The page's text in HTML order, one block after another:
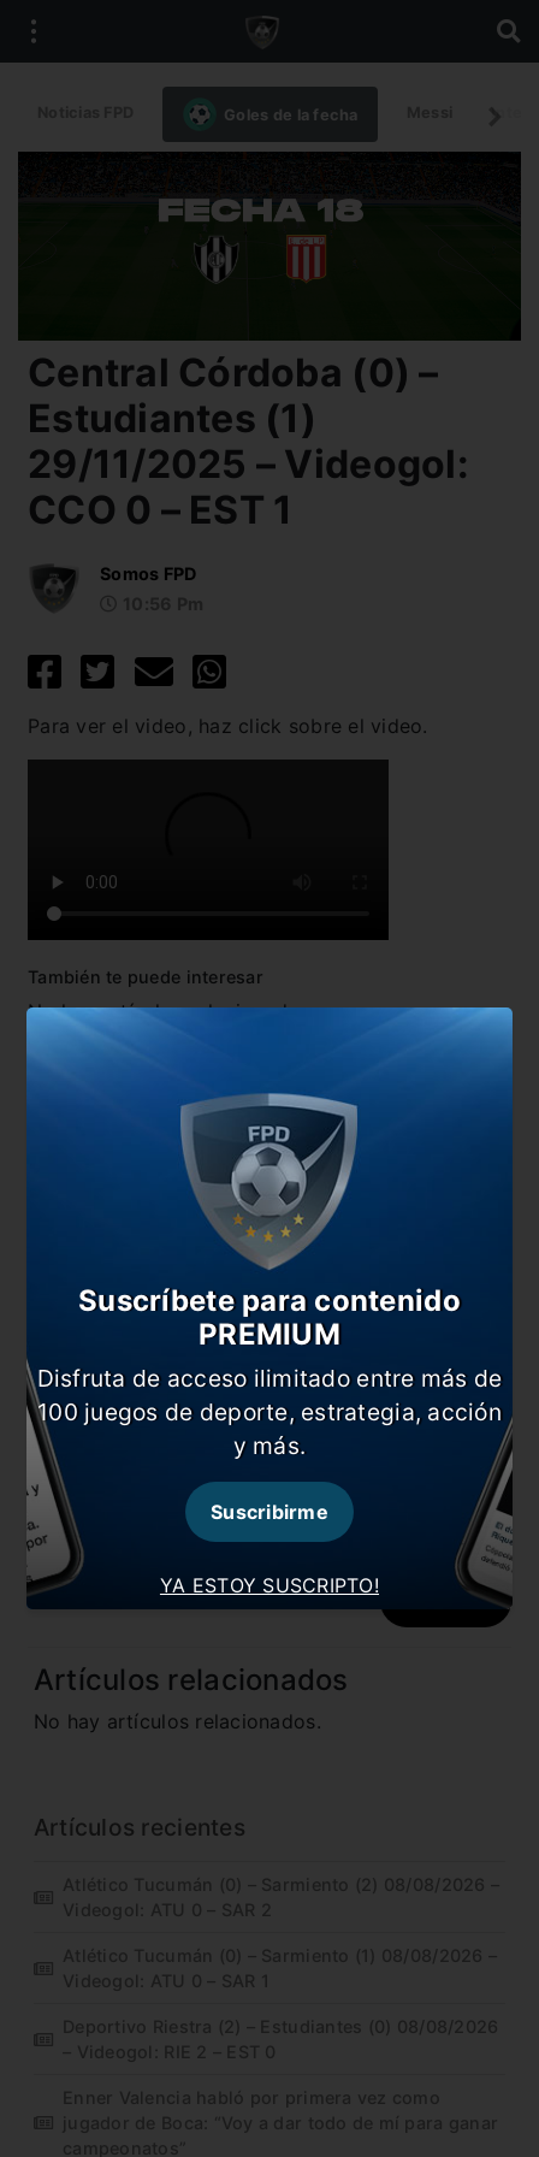
Goles de la fecha
Central Córdoba (0) –
Estudiantes (1)
29/11/2025 – Videogol:
CCO 0 – EST 1
Somos FPD
Para ver el video, haz click sobre el video.
También te puede interesar
No hay artículos relacionados.
Dejá tu opinión acá!
Nombre
Correo electrónico
Artículos relacionados
No hay artículos relacionados.
Artículos recientes
Atlético Tucumán (0) – Sarmiento (2) 08/08/2026 –
Videogol: ATU 0 – SAR 2
Atlético Tucumán (0) – Sarmiento (1) 08/08/2026 –
Videogol: ATU 0 – SAR 1
Deportivo Riestra (2) – Estudiantes (0) 08/08/2026
– Videogol: RIE 2 – EST 0
Enner Valencia habló por primera vez como
jugador de Boca: “Voy a dar todo de mí para ganar
campeonatos”
YA ESTOY SUSCRIPTO!
Suscríbete para contenido
PREMIUM
Disfruta de acceso ilimitado entre más de
100 juegos de deporte, estrategia, acción
y más.
Suscribirme